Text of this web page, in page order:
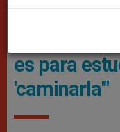
El
El Papa en
es para
'caminarla'"